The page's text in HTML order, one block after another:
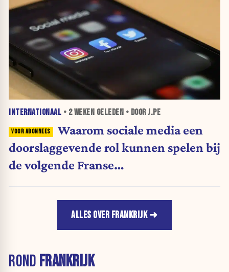
INTERNATIONAAL • 2 WEKEN GELEDEN • DOOR J.PE
Waarom sociale media een
doorslaggevende rol kunnen spelen bij
de volgende Franse
ALLES OVER FRANKRIJK
ROND FRANKRIJK